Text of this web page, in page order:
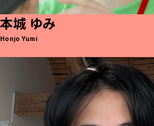
本城 ゆみ
Honjo Yumi